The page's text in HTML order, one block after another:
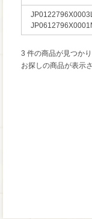
3 件の商品が見つかり
お探しの商品が表示